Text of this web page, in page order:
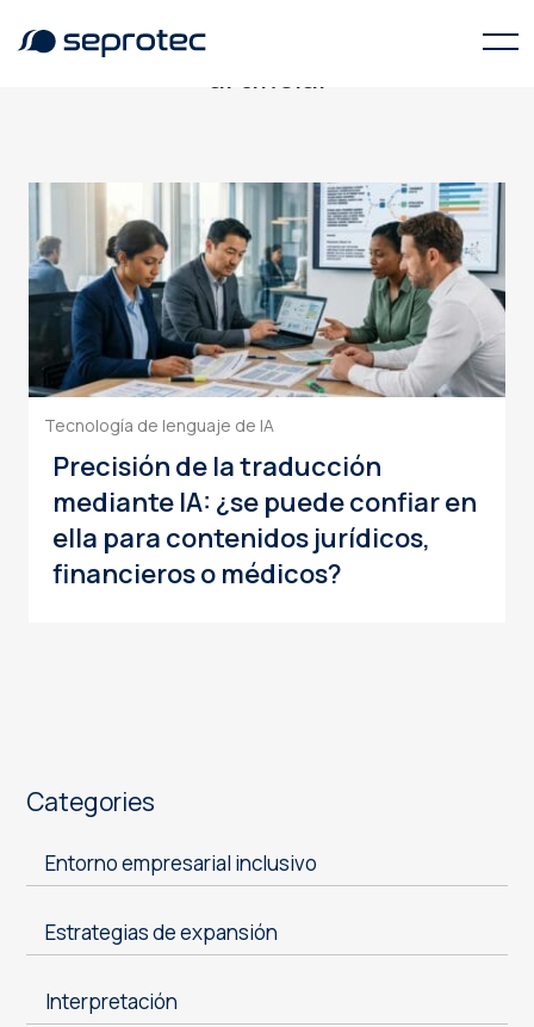
traducción con inteligencia
artificial
Tecnología de lenguaje de IA
Precisión de la traducción
mediante IA: ¿se puede confiar en
ella para contenidos jurídicos,
financieros o médicos?
Categories
Entorno empresarial inclusivo
Estrategias de expansión
Interpretación